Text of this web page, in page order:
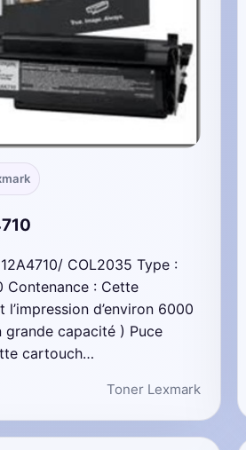
COL2035 Type :
Contenance : Cette
d’environ 6000
grande capacité ) Puce
cartouch…
Toner Lexmark